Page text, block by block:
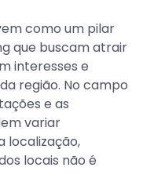
como um pilar
que buscam atrair
interesses e
região. No campo
e as
variar
localização,
locais não é